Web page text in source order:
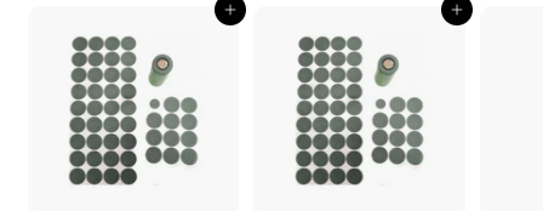
Aggiungi al carrello Aggiungi al carrello